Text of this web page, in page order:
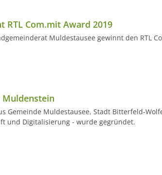
RTL Com.mit Award 2019
Muldestausee gewinnt den RTL
Muldenstein
Gemeinde Muldestausee, Stadt Bitterfeld-
und Digitalisierung - wurde gegründet.